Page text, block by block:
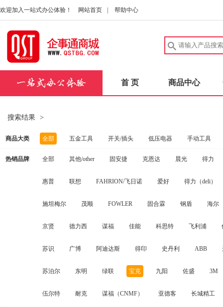
欢迎加入一站式办公体验！ 网站首页 帮助中心
首 页 商品中心
搜索结果 >
商品大类 全部 五金工具 开关/插头 低压电器 手动工具
建筑五金 中性笔/签字笔 洗发护发 实验室耗材
电动工具 桌子 量规 健康秤/厨房秤
劳防手套 实验室仪器 消防器材 量尺 口腔护理
储物柜 对讲机 特种胶带/透明胶带 家纺布艺 其
镇流器/电容 其它配件 起重器材 粮油 存储设施
衣物清洁及护理剂 一次性餐具及用品 修正液 沙发
空调 办公生活杂物 金属制品 工艺阀门 转动设备
热销品牌 全部 其他/other 固安捷 克恩达 晨光 得力
惠普 联想 FAHRION/飞日诺 爱好 得力（deli）
施坦梅尔 茂顺 FOWLER 固合霖 钢盾 海尔
京贤 德力西 谋福 佳能 科思特 飞利浦
苏识 广博 阿迪达斯 得印 史丹利 ABB
苏泊尔 东明 绿联 宝克 九阳 佐盛 3M
伍尔特 耐克 谋福（CNMF） 亚德客 长城精工